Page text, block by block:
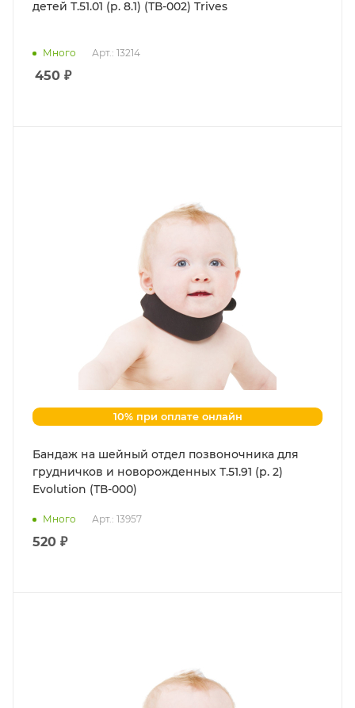
детей Т.51.01 (р. 8.1) (ТВ-002) Trives
Много Арт.: 13214
450 ₽
10% при оплате онлайн
Бандаж на шейный отдел позвоночника для
грудничков и новорожденных Т.51.91 (р. 2)
Evolution (ТВ-000)
Много Арт.: 13957
520 ₽